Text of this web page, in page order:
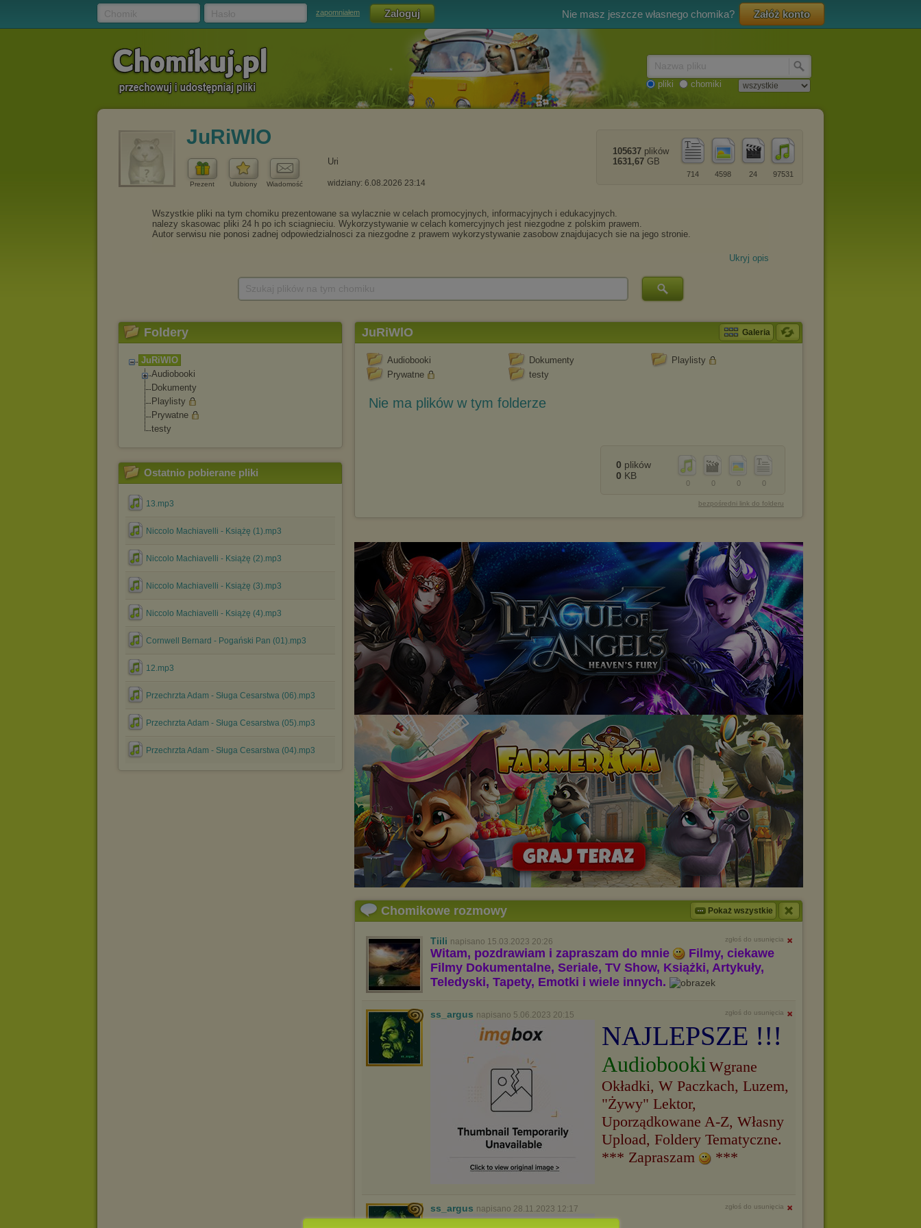
zapomniałem Nie masz jeszcze własnego chomika? Załóż konto
pliki chomiki
JuRiWlO
Prezent Ulubiony Wiadomość
Uri
widziany: 6.08.2026 23:14
97531
24
4598
714
105637 plików
1631,67 GB
Ukryj opis
Foldery
JuRiWlO
Audiobooki
Dokumenty
Playlisty
Prywatne
testy
Ostatnio pobierane pliki
13.mp3
Niccolo Machiavelli - Książę (1).mp3
Niccolo Machiavelli - Książę (2).mp3
Niccolo Machiavelli - Książę (3).mp3
Niccolo Machiavelli - Książę (4).mp3
Cornwell Bernard - Pogański Pan (01).mp3
12.mp3
Przechrzta Adam - Sługa Cesarstwa (06).mp3
Przechrzta Adam - Sługa Cesarstwa (05).mp3
Przechrzta Adam - Sługa Cesarstwa (04).mp3
JuRiWlO Galeria
Audiobooki Dokumenty
Playlisty
Prywatne
testy
Nie ma plików w tym folderze
0
0
0
0
0 plików
0 KB
bezpośredni link do folderu
Chomikowe rozmowy Pokaż wszystkie
Tiili napisano 15.03.2023 20:26 zgłoś do usunięcia
Witam, pozdrawiam i zapraszam do mnie
Filmy, ciekawe
Filmy Dokumentalne, Seriale, TV Show, Książki, Artykuły,
Teledyski, Tapety, Emotki i wiele innych.
ss_argus napisano 5.06.2023 20:15 zgłoś do usunięcia
NAJLEPSZE !!!
Audiobooki Wgrane
Okładki, W Paczkach, Luzem,
"Żywy" Lektor,
Uporządkowane A-Z, Własny
Upload, Foldery Tematyczne.
*** Zapraszam
***
ss_argus napisano 28.11.2023 12:17 zgłoś do usunięcia